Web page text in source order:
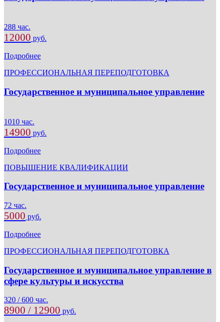
288 час.
12000 руб.
Подробнее
ПРОФЕССИОНАЛЬНАЯ ПЕРЕПОДГОТОВКА
Государственное и муниципальное управление
1010 час.
14900 руб.
Подробнее
ПОВЫШЕНИЕ КВАЛИФИКАЦИИ
Государственное и муниципальное управление
72 час.
5000 руб.
Подробнее
ПРОФЕССИОНАЛЬНАЯ ПЕРЕПОДГОТОВКА
Государственное и муниципальное управление в
сфере культуры и искусства
320 / 600 час.
8900 / 12900 руб.